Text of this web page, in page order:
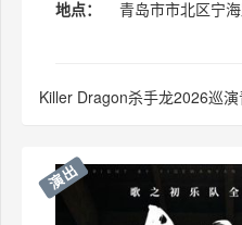
地点：
青岛市市北区宁
Killer Dragon杀手龙2026巡
演出